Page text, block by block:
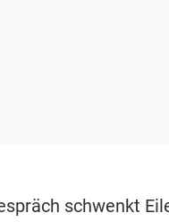
schwenkt